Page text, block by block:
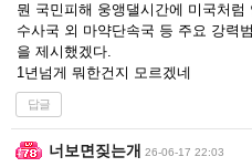
뭔 국민피해 웅앵댈시간에 미국처럼
수사국 외 마약단속국 등 주요 강력
을 제시했겠다.
1년넘게 뭐한건지 모르겠네
답글
너보면짖는개 26-06-17 22:03